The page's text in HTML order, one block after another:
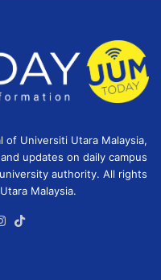
Universiti Utara Malaysia,
updates on daily campus
authority. All rights
Malaysia.
Instagram